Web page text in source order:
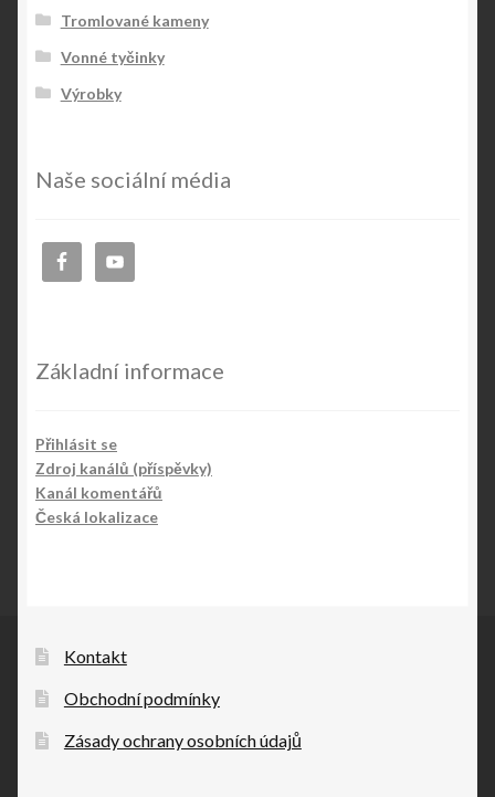
Tromlované kameny
Vonné tyčinky
Výrobky
Naše sociální média
Základní informace
Přihlásit se
Zdroj kanálů (příspěvky)
Kanál komentářů
Česká lokalizace
Kontakt
Obchodní podmínky
Zásady ochrany osobních údajů